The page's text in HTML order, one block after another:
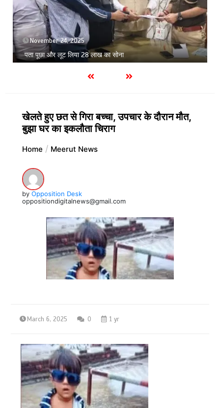
November 24, 2025
पता पूछा और लूट लिया 28 लाख का सोना
खेलते हुए छत से गिरा बच्चा, उपचार के दौरान मौत,
बुझा घर का इकलौता चिराग
Home Meerut News
by Opposition Desk
oppositiondigitalnews@gmail.com
March 6, 2025 0 1 yr